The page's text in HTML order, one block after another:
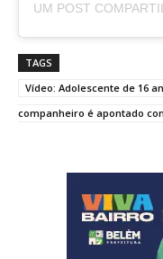
TAGS
Vídeo: Adolescente de 16
companheiro é apontado